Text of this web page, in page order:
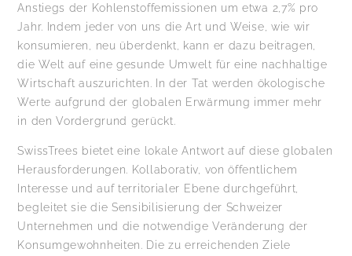
Anstiegs der Kohlenstoffemissionen um etwa 2,7% pro
Jahr. Indem jeder von uns die Art und Weise, wie wir
konsumieren, neu überdenkt, kann er dazu beitragen,
die Welt auf eine gesunde Umwelt für eine nachhaltige
Wirtschaft auszurichten. In der Tat werden ökologische
Werte aufgrund der globalen Erwärmung immer mehr
in den Vordergrund gerückt.
SwissTrees bietet eine lokale Antwort auf diese globalen
Herausforderungen. Kollaborativ, von öffentlichem
Interesse und auf territorialer Ebene durchgeführt,
begleitet sie die Sensibilisierung der Schweizer
Unternehmen und die notwendige Veränderung der
Konsumgewohnheiten. Die zu erreichenden Ziele